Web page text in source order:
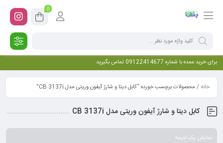
0
برای خرید عمده با شماره 09122414677 تماس بگیرید
خانه/ محصولات برچسب خورده “کابل دیتا و شارژ آیفون وریتی مدل CB 3137i”
کابل دیتا و شارژ آیفون وریتی مدل CB 3137i
نمایش یک نتیجه